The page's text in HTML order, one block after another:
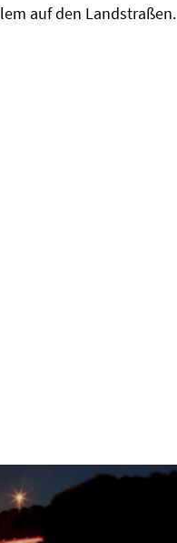
auf den Landstraßen.